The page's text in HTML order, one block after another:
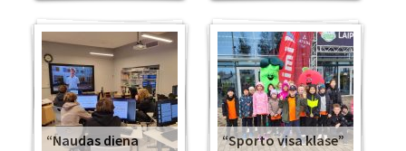
“Naudas diena
“Sporto visa klase”